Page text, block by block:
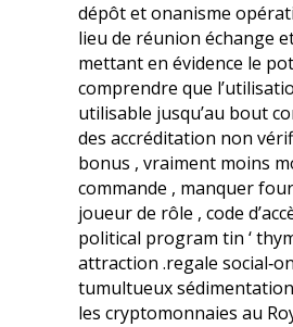
dépôt et onanisme
lieu de réunion échange
mettant en évidence le
comprendre que
utilisable jusqu’au bout
des accréditation non
bonus , vraiment moins
commande , manquer
joueur de rôle , code
political program tin ‘
attraction .regale
tumultueux
les cryptomonnaies au